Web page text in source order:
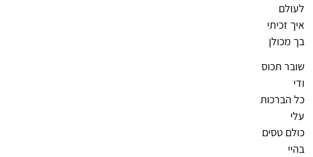
לעולם
איך זכיתי
בך מכולן
שובר תכוס
ודי
כל הברכות
עלי
כולם טסים
בהיי